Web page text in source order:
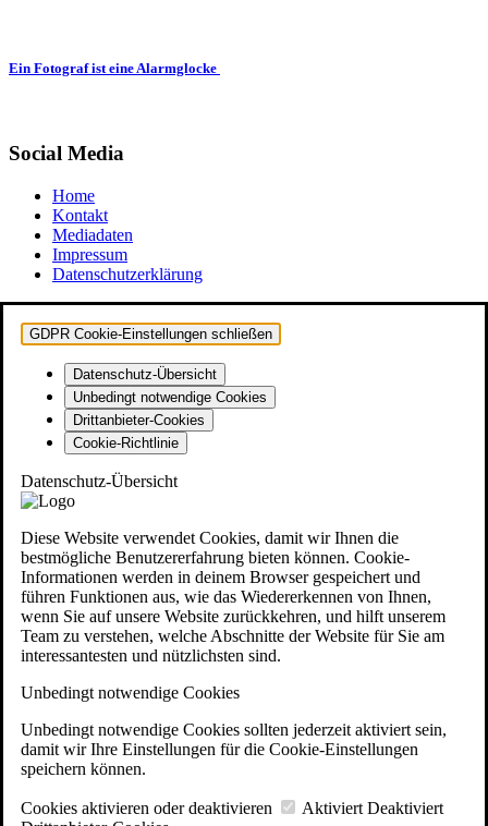
Ein Fotograf ist eine Alarmglocke
Social Media
Home
Kontakt
Mediadaten
Impressum
Datenschutzerklärung
GDPR Cookie-Einstellungen schließen
Datenschutz-Übersicht
Unbedingt notwendige Cookies
Drittanbieter-Cookies
Cookie-Richtlinie
Datenschutz-Übersicht
Diese Website verwendet Cookies, damit wir Ihnen die
bestmögliche Benutzererfahrung bieten können. Cookie-
Informationen werden in deinem Browser gespeichert und
führen Funktionen aus, wie das Wiedererkennen von Ihnen,
wenn Sie auf unsere Website zurückkehren, und hilft unserem
Team zu verstehen, welche Abschnitte der Website für Sie am
interessantesten und nützlichsten sind.
Unbedingt notwendige Cookies
Unbedingt notwendige Cookies sollten jederzeit aktiviert sein,
damit wir Ihre Einstellungen für die Cookie-Einstellungen
speichern können.
Cookies aktivieren oder deaktivieren Aktiviert Deaktiviert